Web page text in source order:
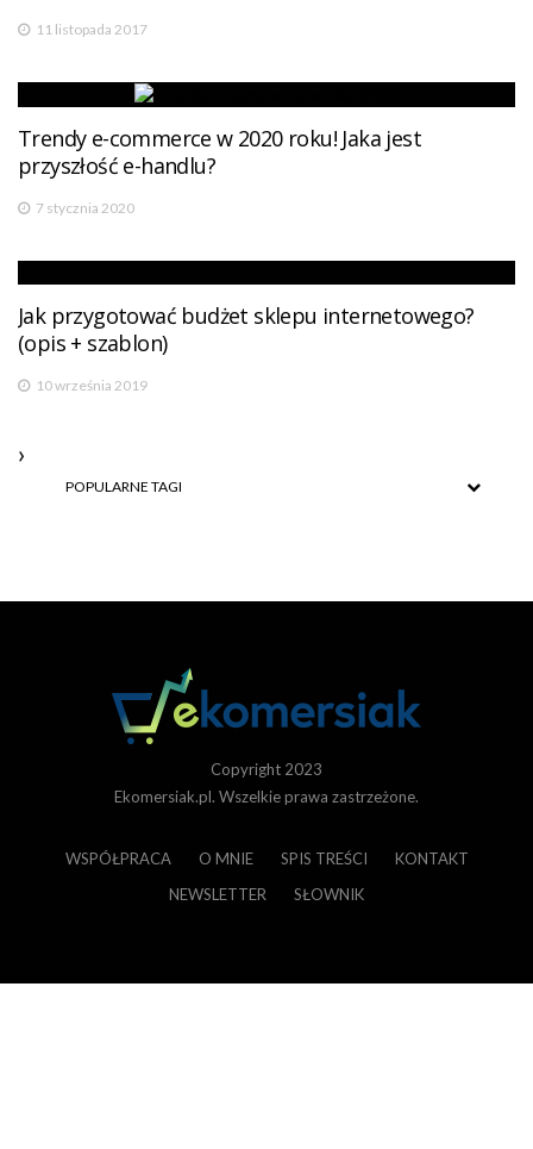
11 listopada 2017
Trendy e-commerce w 2020 roku! Jaka jest
przyszłość e-handlu?
7 stycznia 2020
Jak przygotować budżet sklepu internetowego?
(opis + szablon)
10 września 2019
POPULARNE TAGI
Copyright 2023
Ekomersiak.pl. Wszelkie prawa zastrzeżone.
WSPÓŁPRACA O MNIE SPIS TREŚCI
KONTAKT
NEWSLETTER
SŁOWNIK